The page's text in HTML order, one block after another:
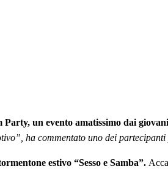
un evento amatissimo dai
ha commentato uno dei
estivo “Sesso e Samba”.